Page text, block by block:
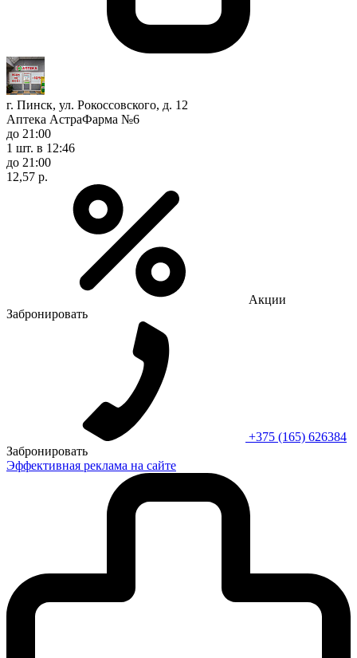
г. Пинск, ул. Рокоссовского, д. 12
Аптека АстраФарма №6
до 21:00
1 шт. в 12:46
до 21:00
12,57 р.
Акции
Забронировать
+375 (165) 626384
Забронировать
Эффективная реклама на сайте